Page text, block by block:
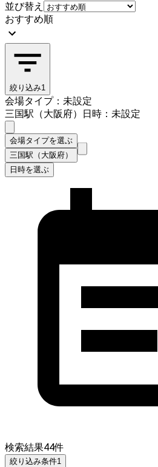
並び替え
おすすめ順
絞り込み1
会場タイプ：未設定
三国駅（大阪府）
日時：未設定
会場タイプを選ぶ
三国駅（大阪府）
日時を選ぶ
検索結果44件
絞り込み条件1